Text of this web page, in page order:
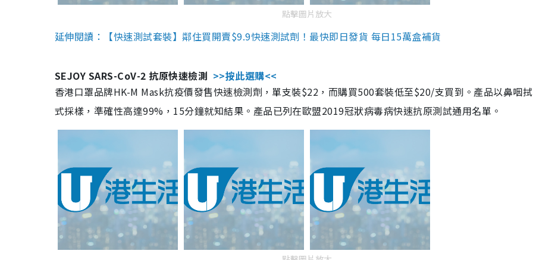
點擊圖片放大
延伸閱讀：【快速測試套裝】鄰住買開賣$9.9快速測試劑！最快即日發貨 每日15萬盒補貨
SEJOY SARS-CoV-2 抗原快速檢測 >>按此選購<<
香港口罩品牌HK-M Mask抗疫價發售快速檢測劑，單支裝$22，而購買500套裝低至$20/支買到。產品以鼻咽
式採樣，準確性高達99%，15分鐘就知結果。產品已列在歐盟2019冠狀病毒病快速抗原測試通用名單。